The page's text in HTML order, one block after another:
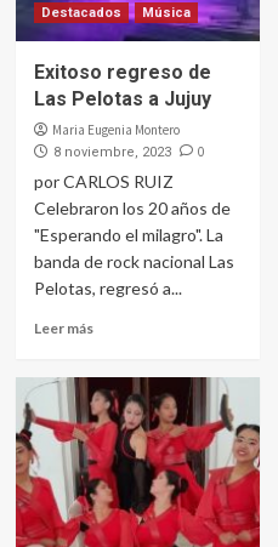
Destacados Música
Exitoso regreso de
Las Pelotas a Jujuy
Maria Eugenia Montero
8 noviembre, 2023 0
por CARLOS RUIZ
Celebraron los 20 años de
"Esperando el milagro". La
banda de rock nacional Las
Pelotas, regresó a...
Leer más